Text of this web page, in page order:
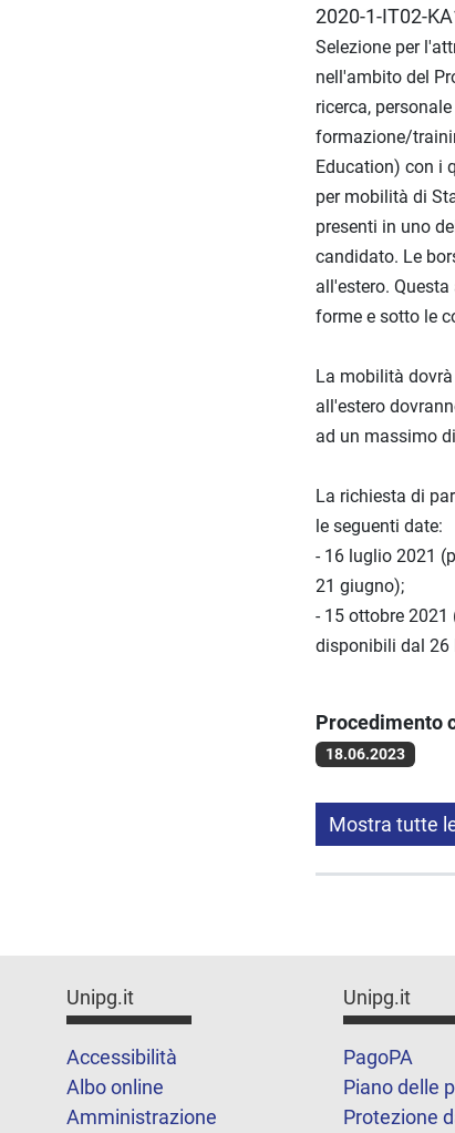
2020-1-IT02-
Selezione per
nell'ambito del
ricerca,
formazione/
Education) con i
per mobilità di
presenti in uno
candidato. Le
all'estero.
forme e sotto le
La mobilità
all'estero
ad un massimo
La richiesta di
le seguenti date:
- 16 luglio 2021
21 giugno);
- 15 ottobre 2021
disponibili dal 26
Procedimento
18.06.2023
Mostra tutte
Unipg.it
Accessibilità
Albo online
Amministrazione
Unipg.it
PagoPA
Piano delle
Protezione